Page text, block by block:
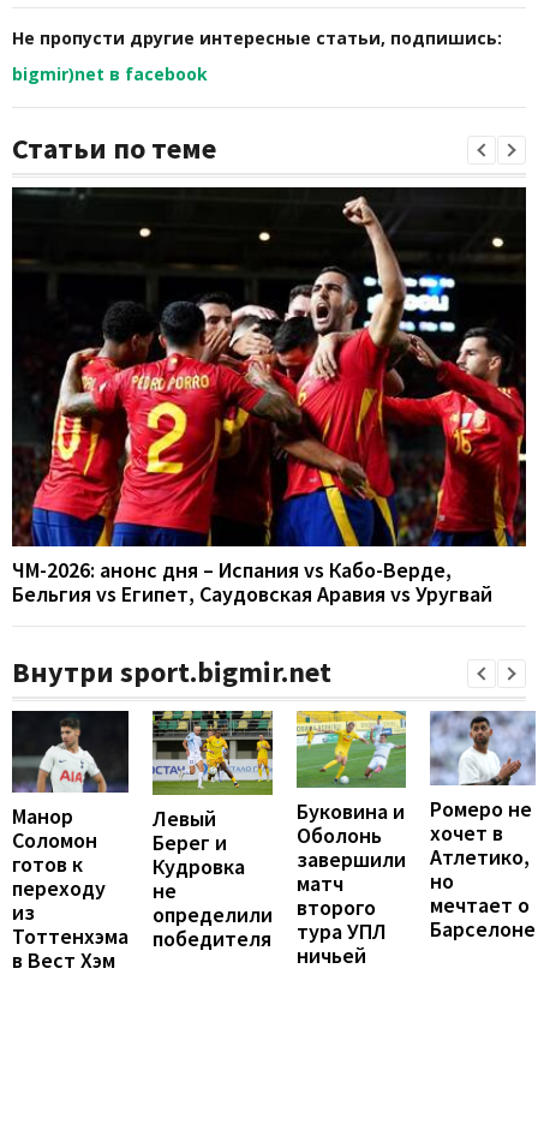
Не пропусти другие интересные статьи, подпишись:
bigmir)net в facebook
Статьи по теме
ЧМ-2026: анонс дня – Испания vs Кабо-Верде,
Бельгия vs Египет, Саудовская Аравия vs Уругвай
Внутри sport.bigmir.net
Манор
Соломон
готов к
переходу
из
Тоттенхэма
в Вест Хэм
Левый
Берег и
Кудровка
не
определили
победителя
Буковина и
Оболонь
завершили
матч
второго
тура УПЛ
ничьей
Ромеро не
хочет в
Атлетико,
но
мечтает о
Барселоне